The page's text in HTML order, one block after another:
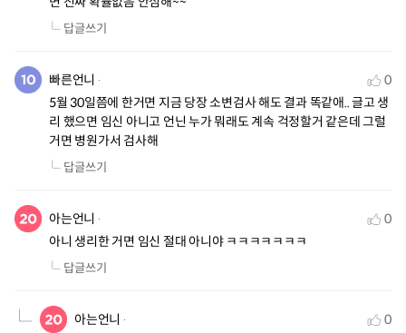
답글쓰기
빠른언니
0
5월 30일쯤에 한거면 지금 당장 소변검사 해도 결과 똑같애.. 글고 생
리 했으면 임신 아니고 언닌 누가 뭐래도 계속 걱정할거 같은데 그럴
거면 병원가서 검사해
답글쓰기
아는언니
0
아니 생리한 거면 임신 절대 아니야 ㅋㅋㅋㅋㅋㅋㅋ
답글쓰기
아는언니
0